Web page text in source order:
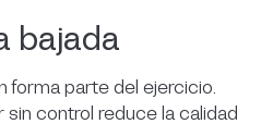
bajada
forma parte del ejercicio.
sin control reduce la calidad